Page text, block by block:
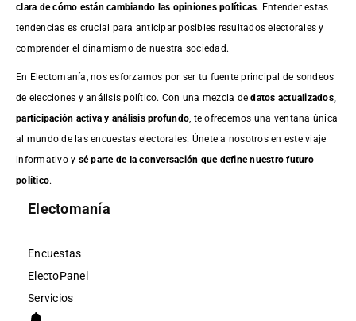
clara de cómo están cambiando las opiniones políticas. Entender estas
tendencias es crucial para anticipar posibles resultados electorales y
comprender el dinamismo de nuestra sociedad.
En Electomanía, nos esforzamos por ser tu fuente principal de sondeos
de elecciones y análisis político. Con una mezcla dedatos actualizados,
participación activa y análisis profundo , te ofrecemos una ventana única
al mundo de las encuestas electorales. Únete a nosotros en este viaje
informativo y sé parte de la conversación que define nuestro futuro
político.
Electomanía
Encuestas
ElectoPanel
Servicios